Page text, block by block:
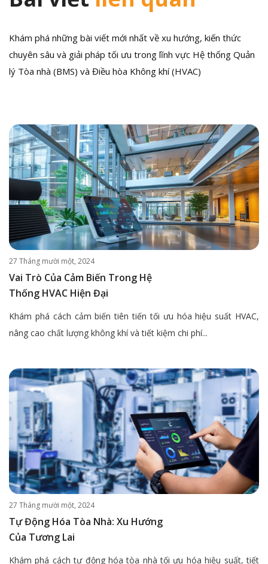
Khám phá những bài viết mới nhất về xu hướng, kiến thức
chuyên sâu và giải pháp tối ưu trong lĩnh vực Hệ thống Quản
lý Tòa nhà (BMS) và Điều hòa Không khí (HVAC)
27 Tháng mười một, 2024
Vai Trò Của Cảm Biến Trong Hệ
Thống HVAC Hiện Đại
Khám phá cách cảm biến tiên tiến tối ưu hóa hiệu suất HVAC,
nâng cao chất lượng không khí và tiết kiệm chi phí...
27 Tháng mười một, 2024
Tự Động Hóa Tòa Nhà: Xu Hướng
Của Tương Lai
Khám phá cách tự động hóa tòa nhà tối ưu hóa hiệu suất, tiết